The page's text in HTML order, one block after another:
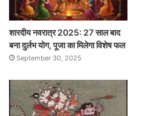
शारदीय नवरात्र 2025: 27 साल बाद
बना दुर्लभ योग, पूजा का मिलेगा विशेष फल
September 30, 2025